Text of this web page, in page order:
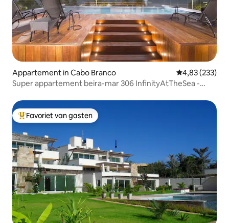
Appartement in Cabo Branco Gemiddelde
4,83 (233)
Super appartement beira-mar 306 InfinityAtTheSea -
Topfavoriet van gasten
Favoriet van gasten